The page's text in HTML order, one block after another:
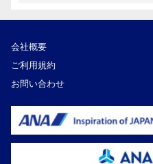
会社概要
ご利用規約
お問い合わせ